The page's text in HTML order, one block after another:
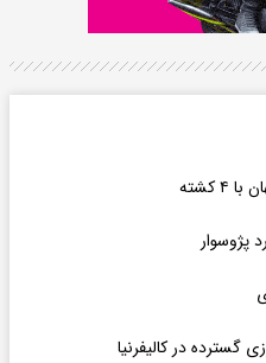
کشته
گسترده در کالیفرنیا